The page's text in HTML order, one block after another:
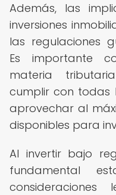
Además, las
inversiones
las regulaciones
Es importante
materia
cumplir con todas
aprovechar al
disponibles para
Al invertir bajo
fundamental